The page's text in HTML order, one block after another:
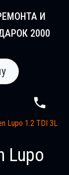
И
2000
Lupo 1.2 TDI 3L
Lupo